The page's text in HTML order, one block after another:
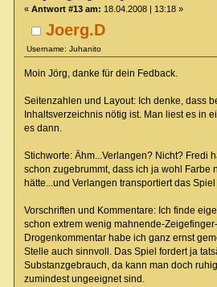
Joerg.D
Username: Juhanito
« Antwort #13 am: 18.04.2008 | 13:18 »
Moin Jörg, danke für dein Fedback.
Seitenzahlen und Layout: Ich denke, dass
Inhaltsverzeichnis nötig ist. Man liest es in
es dann.
Stichworte: Ähm...Verlangen? Nicht? Fredi
schon zugebrummt, dass ich ja wohl Farbe
hätte...und Verlangen transportiert das
Vorschriften und Kommentare: Ich finde
schon extrem wenig mahnende-
Drogenkommentar habe ich ganz ernst
Stelle auch sinnvoll. Das Spiel fordert ja
Substanzgebrauch, da kann man doch
zumindest ungeeignet sind.